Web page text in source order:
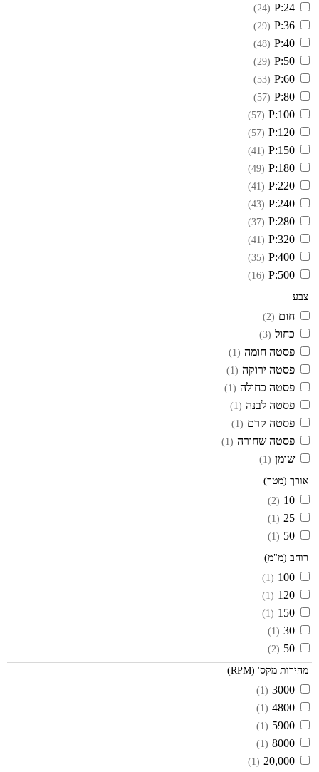
P:24
(24)
P:36
(29)
P:40
(48)
P:50
(29)
P:60
(53)
P:80
(57)
P:100
(57)
P:120
(57)
P:150
(41)
P:180
(49)
P:220
(41)
P:240
(43)
P:280
(37)
P:320
(41)
P:400
(35)
P:500
(16)
צבע
חום (2)
כחול (3)
פסטה חומה (1)
פסטה ירוקה (1)
פסטה כחולה (1)
פסטה לבנה (1)
פסטה קרם (1)
פסטה שחורה (1)
שומן (1)
אורך (מטר)
10
(2)
25
(1)
50
(1)
רוחב (מ"מ)
100
(1)
120
(1)
150
(1)
30
(1)
50
(2)
מהירות מקס' (RPM)
3000
(1)
4800
(1)
5900
(1)
8000
(1)
20,000
(1)